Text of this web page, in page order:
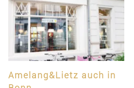
Amelang&Lietz auch in